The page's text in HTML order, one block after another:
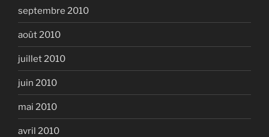
septembre 2010
août 2010
juillet 2010
juin 2010
mai 2010
avril 2010